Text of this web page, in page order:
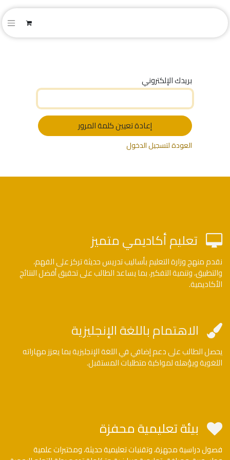
بريدك الإلكتروني
إعادة تعيين كلمة المرور
العودة لتسجيل الدخول
تعليم أكاديمي متميز
نقدم منهج وزارة التعليم بأساليب تدريس حديثة تركز على الفهم،
والتطبيق، وتنمية التفكير، بما يساعد الطالب على تحقيق أفضل النتائج
الأكاديمية.
الاهتمام باللغة الإنجليزية
يحصل الطالب على دعم إضافي في اللغة الإنجليزية بما يعزز مهاراته
اللغوية ويؤهله لمواكبة متطلبات المستقبل.
بيئة تعليمية محفزة
فصول دراسية مجهزة، وتقنيات تعليمية حديثة، ومختبرات علمية